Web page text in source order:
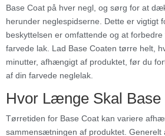
Base Coat på hver negl, og sørg for at
herunder neglespidserne. Dette er vigtigt
beskyttelsen er omfattende og at
farvede lak. Lad Base Coaten tørre helt,
minutter, afhængigt af produktet, før du
af din farvede neglelak.
Hvor Længe Skal
Tørretiden for Base Coat kan variere
sammensætningen af produktet. Generelt